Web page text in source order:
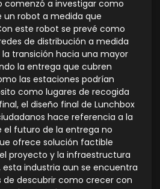
comenzó a investigar como
robot a medida que
este robot se prevé como
de distribución a medida
transición hacia una mayor
la entrega que cubren
las estaciones podrían
como lugares de recogida
el diseño final de Lunchbox
hace referencia a la
el futuro de la entrega no
ofrece solución factible
proyecto y la infraestructura
industria aun se encuentra
de descubrir como crecer con